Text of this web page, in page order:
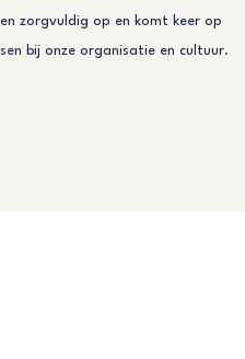
zorgvuldig op en komt keer op
bij onze organisatie en cultuur.